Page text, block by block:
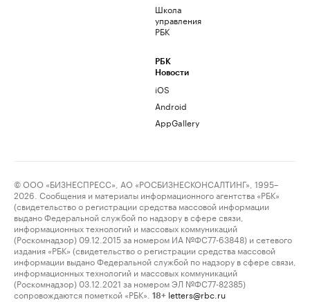
Школа
управления
РБК
РБК
Новости
iOS
Android
AppGallery
© ООО «БИЗНЕСПРЕСС», АО «РОСБИЗНЕСКОНСАЛТИНГ», 1995–
2026. Сообщения и материалы информационного агентства «РБК»
(свидетельство о регистрации средства массовой информации
выдано Федеральной службой по надзору в сфере связи,
информационных технологий и массовых коммуникаций
(Роскомнадзор) 09.12.2015 за номером ИА №ФС77-63848) и сетевого
издания «РБК» (свидетельство о регистрации средства массовой
информации выдано Федеральной службой по надзору в сфере связи,
информационных технологий и массовых коммуникаций
(Роскомнадзор) 03.12.2021 за номером ЭЛ №ФС77-82385)
сопровождаются пометкой «РБК».
18+ letters@rbc.ru